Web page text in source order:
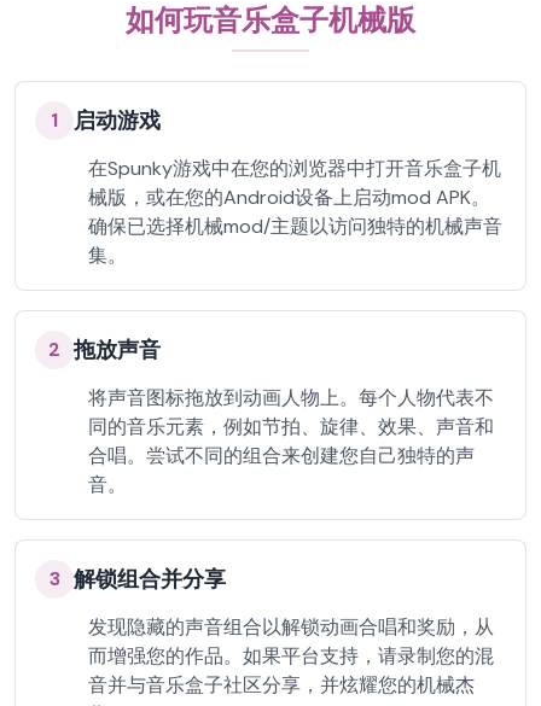
如何玩音乐盒子机械版
1 启动游戏
在Spunky游戏中在您的浏览器中打开音乐盒子机
械版，或在您的Android设备上启动mod APK。
确保已选择机械mod/主题以访问独特的机械声音
集。
2 拖放声音
将声音图标拖放到动画人物上。每个人物代表不
同的音乐元素，例如节拍、旋律、效果、声音和
合唱。尝试不同的组合来创建您自己独特的声
音。
3 解锁组合并分享
发现隐藏的声音组合以解锁动画合唱和奖励，从
而增强您的作品。如果平台支持，请录制您的混
音并与音乐盒子社区分享，并炫耀您的机械杰